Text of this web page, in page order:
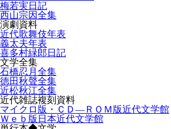
梅若実日記
西山宗因全集
演劇資料
近代歌舞伎年表
義太夫年表
喜多村緑郎日記
文学全集
石橋忍月全集
徳田秋聲全集
近松秋江全集
近代雑誌複刻資料
マイクロ版・ＣＤ―ＲＯＭ版近代文学館
Ｗｅｂ版日本近代文学館